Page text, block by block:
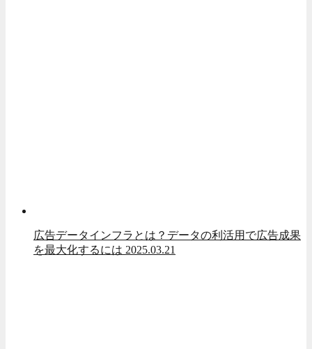
広告データインフラとは？データの利活用で広告成果
を最大化するには 2025.03.21